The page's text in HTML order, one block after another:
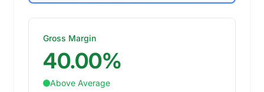
Gross Margin
40.00%
Above Average